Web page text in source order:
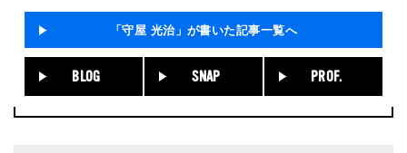
「守屋 光治」が書いた記事一覧へ
BLOG SNAP PROF.